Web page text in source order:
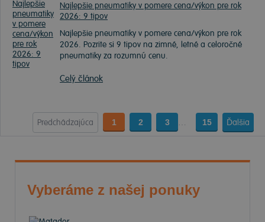
Najlepšie pneumatiky v pomere cena/výkon pre rok
2026: 9 tipov
Najlepšie pneumatiky v pomere cena/výkon pre rok
2026. Pozrite si 9 tipov na zimné, letné a celoročné
pneumatiky za rozumnú cenu.
Celý článok
Predchádzajúca 1 2 3 … 15 Ďalšia
Vyberáme z našej ponuky